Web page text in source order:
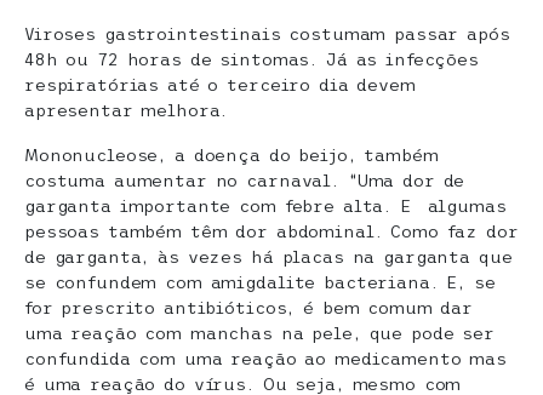
Viroses gastrointestinais costumam passar após
48h ou 72 horas de sintomas. Já as infecções
respiratórias até o terceiro dia devem
apresentar melhora.
Mononucleose, a doença do beijo, também
costuma aumentar no carnaval. “Uma dor de
garganta importante com febre alta. E algumas
pessoas também têm dor abdominal. Como faz dor
de garganta, às vezes há placas na garganta que
se confundem com amigdalite bacteriana. E, se
for prescrito antibióticos, é bem comum dar
uma reação com manchas na pele, que pode ser
confundida com uma reação ao medicamento mas
é uma reação do vírus. Ou seja, mesmo com